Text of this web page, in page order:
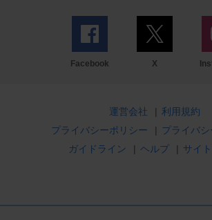
Facebook X
運営会社 | 利用規約
プライバシーポリシー
| プライバ
ガイドライン
| ヘルプ | サイ